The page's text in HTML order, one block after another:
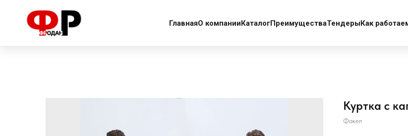
ГлавнаяО компанииКаталогПреимуществаТендерыКак
More products
Куртка с
Факел